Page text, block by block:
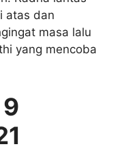
atas dan
masa lalu
yang mencoba